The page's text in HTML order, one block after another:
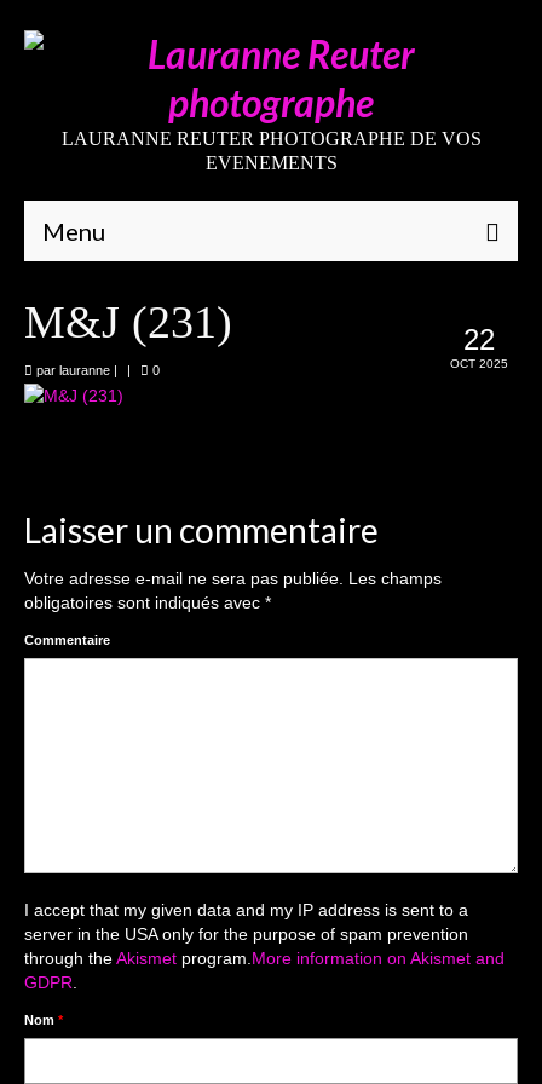
LAURANNE REUTER PHOTOGRAPHE DE VOS
EVENEMENTS
Menu
Mariages
The smash cake: 1 an / 2
Séance Noël
Enfants
Reportages / Nature morte
Galeries Privées
séance du 25.04.26
22
OCT 2025
M&J (231)
par lauranne | | 0
Laisser un commentaire
Votre adresse e-mail ne sera pas publiée. Les champs
obligatoires sont indiqués avec *
Commentaire
I accept that my given data and my IP address is sent to a
server in the USA only for the purpose of spam prevention
through theAkismet program.More information on Akismet and
GDPR.
Nom *